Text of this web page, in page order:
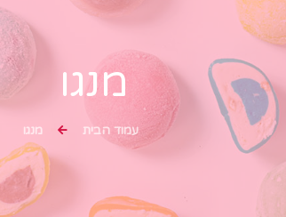
מנגו
עמוד הבית מנגו